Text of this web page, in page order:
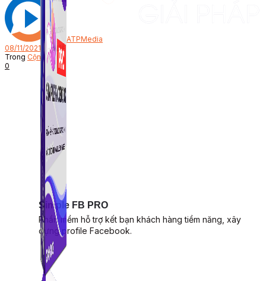
Simple FB PRO
Phần mềm hỗ trợ kết bạn khách hàng tiềm năng, xây
dựng profile Facebook.
Bởi ATPMedia
08/11/2021
Trong Cộng đồng
0